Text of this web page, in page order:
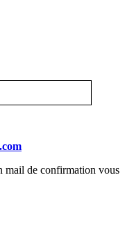
mail de confirmation vous